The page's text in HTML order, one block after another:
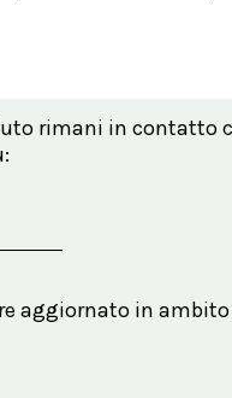
rimani in contatto
aggiornato in